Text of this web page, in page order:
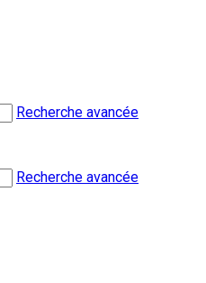
Recherche avancée
Recherche avancée